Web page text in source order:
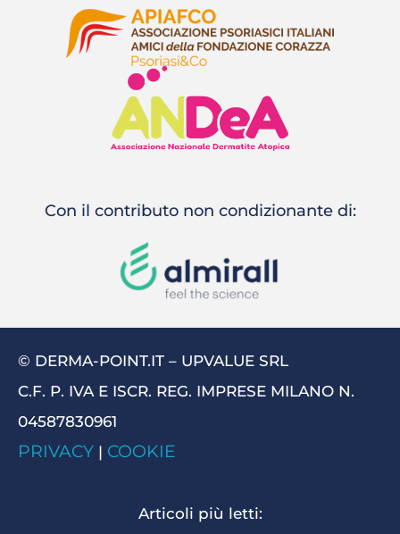
Con il contributo non condizionante di:
© DERMA-POINT.IT – UPVALUE SRL
C.F. P. IVA E ISCR. REG. IMPRESE MILANO N.
04587830961
PRIVACY | COOKIE
Articoli più letti: